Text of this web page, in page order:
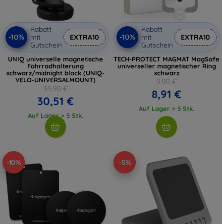
-10%
Rabatt
mit
Gutschein
EXTRA10
UNIQ universelle magnetische
Fahrradhalterung
schwarz/midnight black (UNIQ-
VELO-UNIVERSALMOUNT)
33,90 €
30,51 €
Auf Lager > 5 Stk.
-10%
Rabatt
mit
Gutschein
EXTRA10
TECH-PROTECT MAGMAT MagSafe
universeller magnetischer Ring
schwarz
9,90 €
8,91 €
Auf Lager > 5 Stk.
-10% -5%